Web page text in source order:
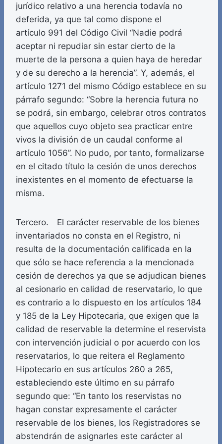
jurídico relativo a una herencia todavía no
deferida, ya que tal como dispone el
artículo 991 del Código Civil “Nadie podrá
aceptar ni repudiar sin estar cierto de la
muerte de la persona a quien haya de heredar
y de su derecho a la herencia”. Y, además, el
artículo 1271 del mismo Código establece en su
párrafo segundo: “Sobre la herencia futura no
se podrá, sin embargo, celebrar otros contratos
que aquellos cuyo objeto sea practicar entre
vivos la división de un caudal conforme al
artículo 1056”. No pudo, por tanto, formalizarse
en el citado título la cesión de unos derechos
inexistentes en el momento de efectuarse la
misma.
Tercero. El carácter reservable de los bienes
inventariados no consta en el Registro, ni
resulta de la documentación calificada en la
que sólo se hace referencia a la mencionada
cesión de derechos ya que se adjudican bienes
al cesionario en calidad de reservatario, lo que
es contrario a lo dispuesto en los artículos 184
y 185 de la Ley Hipotecaria, que exigen que la
calidad de reservable la determine el reservista
con intervención judicial o por acuerdo con los
reservatarios, lo que reitera el Reglamento
Hipotecario en sus artículos 260 a 265,
estableciendo este último en su párrafo
segundo que: “En tanto los reservistas no
hagan constar expresamente el carácter
reservable de los bienes, los Registradores se
abstendrán de asignarles este carácter al